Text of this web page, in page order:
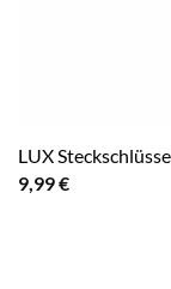
LUX
9,99€